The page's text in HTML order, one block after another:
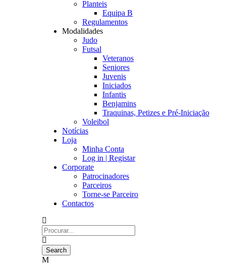
Planteis
Equipa B
Regulamentos
Modalidades
Judo
Futsal
Veteranos
Seniores
Juvenis
Iniciados
Infantis
Benjamins
Traquinas, Petizes e Pré-Iniciação
Voleibol
Notícias
Loja
Minha Conta
Log in | Registar
Corporate
Patrocinadores
Parceiros
Torne-se Parceiro
Contactos